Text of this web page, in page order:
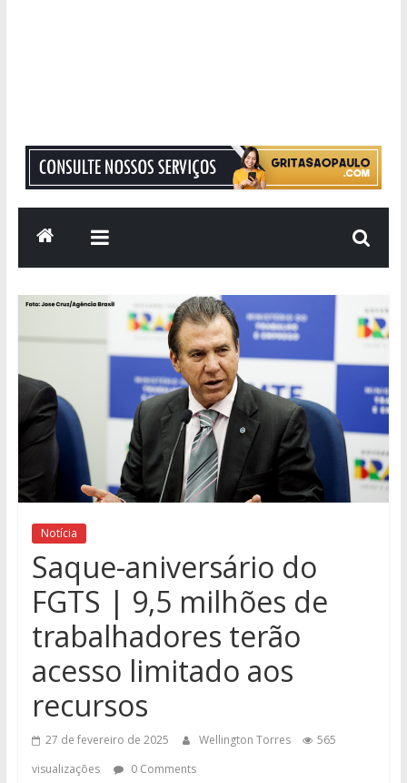
Grita
São
Paulo
Informação
Responsabilidade
Notícia
Saque-aniversário do
FGTS | 9,5 milhões de
trabalhadores terão
acesso limitado aos
recursos
27 de fevereiro de 2025 Wellington Torres
565
visualizações
0 Comments